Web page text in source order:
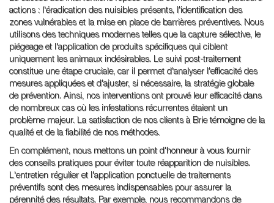
actions : l'éradication des nuisibles présents, l'identification des
zones vulnérables et la mise en place de barrières préventives. Nous
utilisons des techniques modernes telles que la capture sélective, le
piégeage et l'application de produits spécifiques qui ciblent
uniquement les animaux indésirables. Le suivi post-traitement
constitue une étape cruciale, car il permet d'analyser l'efficacité des
mesures appliquées et d'ajuster, si nécessaire, la stratégie globale
de prévention. Ainsi, nos interventions ont prouvé leur efficacité dans
de nombreux cas où les infestations récurrentes étaient un
problème majeur. La satisfaction de nos clients à Brie témoigne de la
qualité et de la fiabilité de nos méthodes.
En complément, nous mettons un point d'honneur à vous fournir
des conseils pratiques pour éviter toute réapparition de nuisibles.
L'entretien régulier et l'application ponctuelle de traitements
préventifs sont des mesures indispensables pour assurer la
pérennité des résultats. Par exemple, nous recommandons de